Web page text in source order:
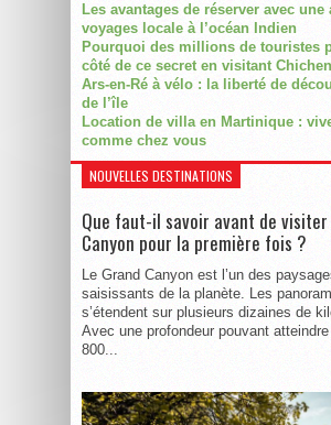
Les avantages de réserver avec une
voyages locale à l’océan Indien
Pourquoi des millions de touristes
côté de ce secret en visitant
Ars-en-Ré à vélo : la liberté de
de l’île
Location de villa en Martinique :
comme chez vous
NOUVELLES DESTINATIONS
Que faut-il savoir avant de visiter
Canyon pour la première fois ?
Le Grand Canyon est l’un des
saisissants de la planète. Les
s’étendent sur plusieurs dizaines de
Avec une profondeur pouvant
800...